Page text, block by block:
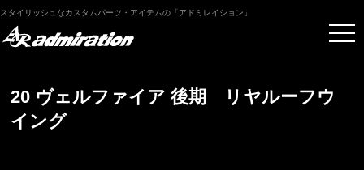
スタイリッシュなカスタムパーツ・アイテムの「アドミレイション」
20 ヴェルファイア 後期 リヤルーフウ
イング